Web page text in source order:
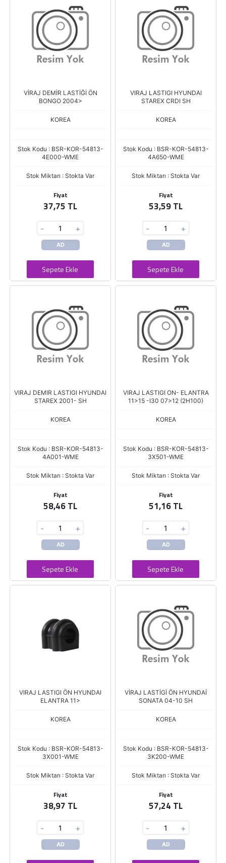
VİRAJ DEMİR LASTİĞİ ÖN
BONGO 2004>
KOREA
Stok Kodu : BSR-KOR-54813-
4E000-WME
Stok Miktarı : Stokta Var
Fiyat
37,75 TL
- +
AD
Sepete Ekle
VIRAJ LASTIGI HYUNDAI
STAREX CRDI SH
KOREA
Stok Kodu : BSR-KOR-54813-
4A650-WME
Stok Miktarı : Stokta Var
Fiyat
53,59 TL
- +
AD
Sepete Ekle
VIRAJ DEMIR LASTIGI HYUNDAI
STAREX 2001- SH
KOREA
Stok Kodu : BSR-KOR-54813-
4A001-WME
Stok Miktarı : Stokta Var
Fiyat
58,46 TL
- +
AD
Sepete Ekle
VIRAJ LASTIGI ON- ELANTRA
11>15 -I30 07>12 (2H100)
KOREA
Stok Kodu : BSR-KOR-54813-
3X501-WME
Stok Miktarı : Stokta Var
Fiyat
51,16 TL
- +
AD
Sepete Ekle
VIRAJ LASTIGI ÖN HYUNDAI
ELANTRA 11>
KOREA
Stok Kodu : BSR-KOR-54813-
3X001-WME
Stok Miktarı : Stokta Var
Fiyat
38,97 TL
- +
AD
VİRAJ LASTİGİ ÖN HYUNDAİ
SONATA 04-10 SH
KOREA
Stok Kodu : BSR-KOR-54813-
3K200-WME
Stok Miktarı : Stokta Var
Fiyat
57,24 TL
- +
AD